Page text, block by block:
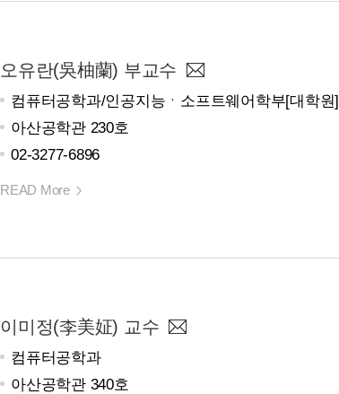
오유란(吳柚蘭) 부교수
컴퓨터공학과/인공지능ㆍ소프트웨어학부[대학원]
아산공학관 230호
02-3277-6896
READ More
이미정(李美姃) 교수
컴퓨터공학과
아산공학관 340호